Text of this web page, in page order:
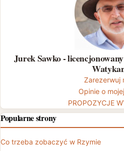
Jurek Sawko -
Zarezerwuj
Opinie o
PROPOZYCJE
Popularne strony
Co trzeba zobaczyć w Rzymie